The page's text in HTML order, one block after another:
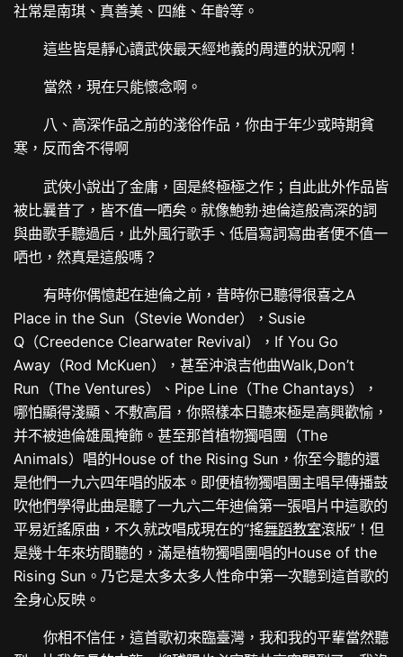
社常是南琪、真善美、四維、年齡等。
這些皆是靜心讀武俠最天經地義的周遭的狀況啊！
當然，現在只能懷念啊。
八、高深作品之前的淺俗作品，你由于年少或時期貧
寒，反而舍不得啊
武俠小說出了金庸，固是終極極之作；自此此外作品皆
被比曩昔了，皆不值一哂矣。就像鮑勃·迪倫這般高深的詞
與曲歌手聽過后，此外風行歌手、低眉寫詞寫曲者便不值一
哂也，然真是這般嗎？
有時你偶憶起在迪倫之前，昔時你已聽得很喜之A
Place in the Sun（Stevie Wonder），Susie
Q（Creedence Clearwater Revival），If You Go
Away（Rod McKuen），甚至沖浪吉他曲Walk,Don’t
Run（The Ventures）、Pipe Line（The Chantays），
哪怕顯得淺顯、不敷高眉，你照樣本日聽來極是高興歡愉，
并不被迪倫雄風掩飾。甚至那首植物獨唱團（The
Animals）唱的House of the Rising Sun，你至今聽的還
是他們一九六四年唱的版本。即便植物獨唱團主唱早傳播鼓
吹他們學得此曲是聽了一九六二年迪倫第一張唱片中這歌的
平易近謠原曲，不久就改唱成現在的“搖舞蹈教室滾版”！但
是幾十年來坊間聽的，滿是植物獨唱團唱的House of the
Rising Sun。乃它是太多太多人性命中第一次聽到這首歌的
全身心反映。
你相不信任，這首歌初來臨臺灣，我和我的平輩當然聽